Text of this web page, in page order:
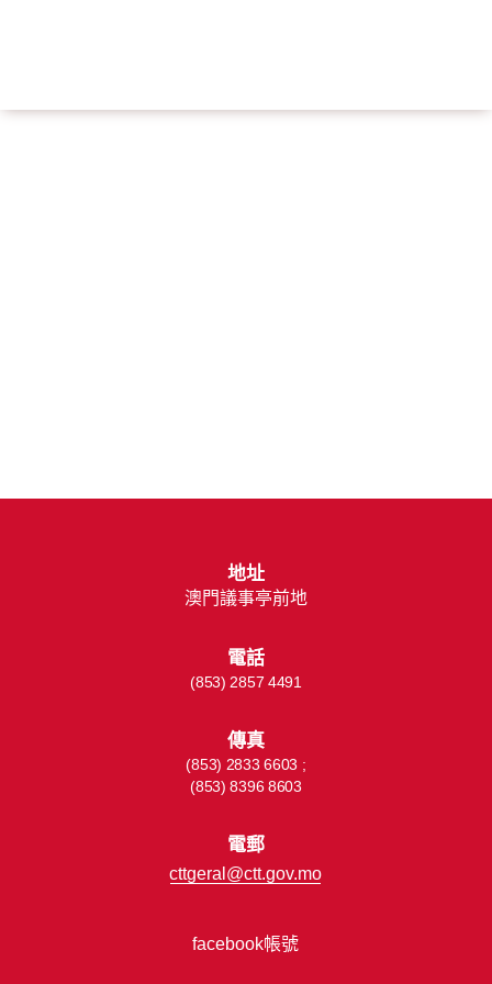
facebook帳號
地址
澳門議事亭前地
電話
(853) 2857 4491
傳真
(853) 2833 6603 ;
(853) 8396 8603
電郵
cttgeral@ctt.gov.mo